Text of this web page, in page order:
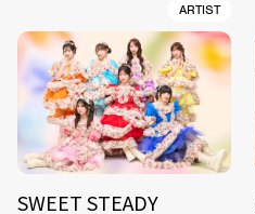
ARTIST
SWEET STEADY